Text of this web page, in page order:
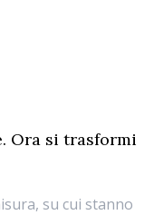
Ora si trasformi
su cui stanno